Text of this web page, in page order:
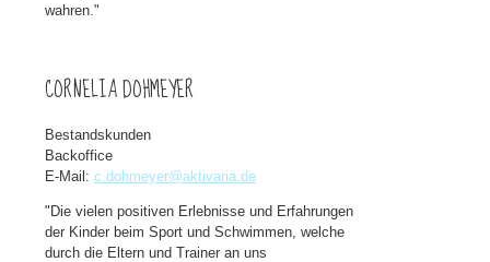
wahren."
CORNELIA DOHMEYER
Bestandskunden
Backoffice
E-Mail: c.dohmeyer@aktivaria.de
"Die vielen positiven Erlebnisse und Erfahrungen
der Kinder beim Sport und Schwimmen, welche
durch die Eltern und Trainer an uns